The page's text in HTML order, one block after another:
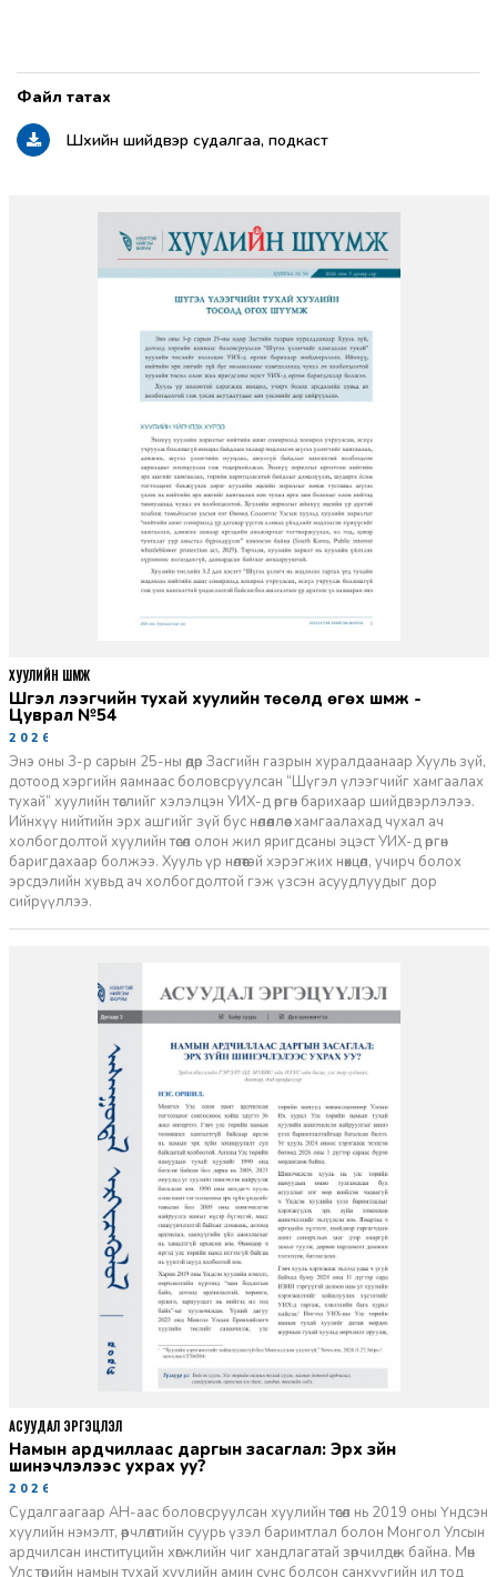
Шүүхийн шийдвэр судалгаа, подкаст
Шүгэл үлээгчийн тухай хуулийн төсөлд өгөх шүүмж -
Цуврал №54
2026-07-27
Энэ оны 3-р сарын 25-ны өдөр Засгийн газрын хуралдаанаар Хууль зүй,
дотоод хэргийн яамнаас боловсруулсан “Шүгэл үлээгчийг хамгаалах
тухай” хуулийн төслийг хэлэлцэн УИХ-д өргөн барихаар шийдвэрлэлээ.
Ийнхүү нийтийн эрх ашгийг зүй бус нөлөөллөөс хамгаалахад чухал ач
холбогдолтой хуулийн төсөл олон жил яригдсаны эцэст УИХ-д өргөн
баригдахаар болжээ. Хууль үр нөлөөтэй хэрэгжих нөхцөл, учирч болох
эрсдэлийн хувьд ач холбогдолтой гэж үзсэн асуудлуудыг дор
сийрүүллээ.
ХУУЛИЙН ШҮҮМЖ
Намын ардчиллаас даргын засаглал: Эрх зүйн
шинэчлэлээс ухрах уу?
2026-07-08
Судалгаагаар АН-аас боловсруулсан хуулийн төсөл нь 2019 оны Үндсэн
хуулийн нэмэлт, өөрчлөлтийн суурь үзэл баримтлал болон Монгол Улсын
ардчилсан институцийн хөгжлийн чиг хандлагатай зөрчилдөж байна. Мөн
Улс төрийн намын тухай хуулийн амин сүнс болсон санхүүгийн ил тод
АСУУДАЛ ЭРГЭЦҮҮЛЭЛ